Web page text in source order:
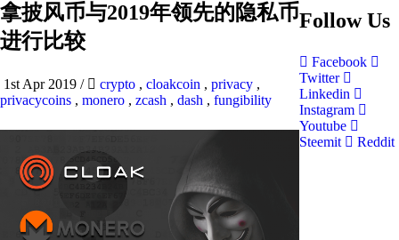
拿披风币与2019年领先的隐私币
进行比较
1st Apr 2019 / crypto , cloakcoin , privacy ,
privacycoins , monero , zcash , dash , fungibility
Follow Us
Facebook
Twitter
Linkedin
Instagram
Youtube
Steemit
Reddit